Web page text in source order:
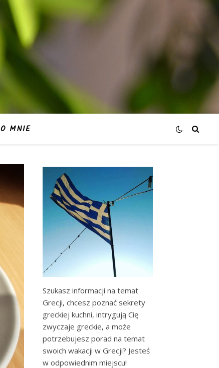
O MNIE
Szukasz informacji na temat
Grecji, chcesz poznać sekrety
greckiej kuchni, intrygują Cię
zwyczaje greckie, a może
potrzebujesz porad na temat
swoich wakacji w Grecji? Jesteś
w odpowiednim miejscu!